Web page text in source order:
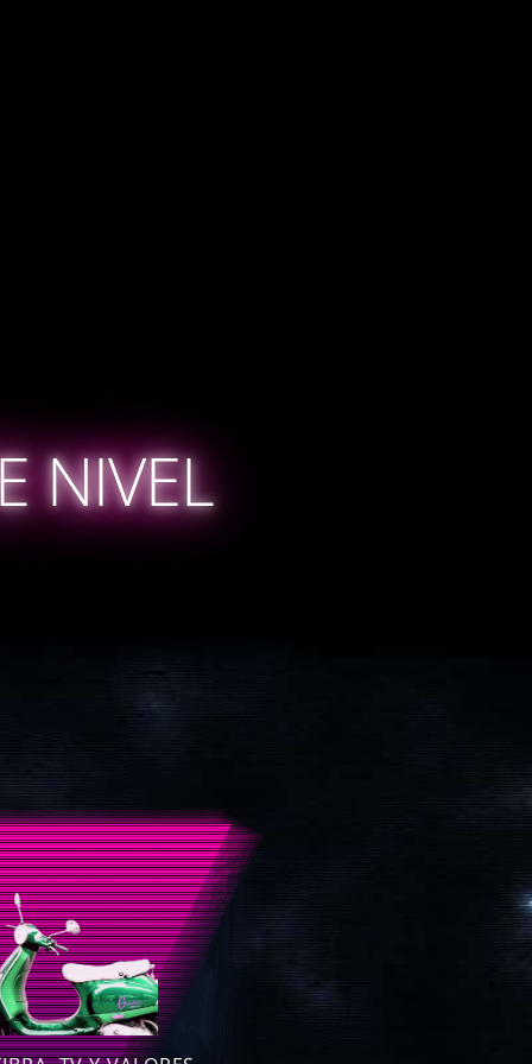
NIVEL
DEFINITIVA
en el 99% de la población.
de Vodafone.
realmente asequible.
cliente propio y de calidad.
0% máquinas.